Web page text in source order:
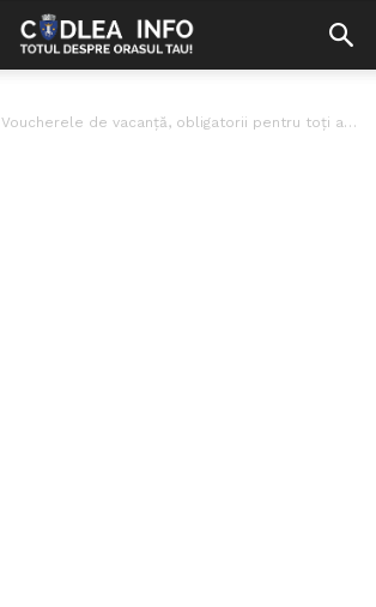
Voucherele de vacanță, obligatorii pentru toți angajații la stat, opționale pentru privat